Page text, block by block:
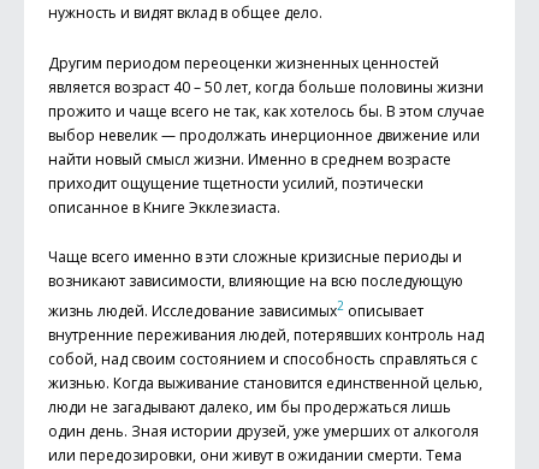
нужность и видят вклад в общее дело.
Другим периодом переоценки жизненных ценностей
является возраст 40 – 50 лет, когда больше половины жизни
прожито и чаще всего не так, как хотелось бы. В этом случае
выбор невелик — продолжать инерционное движение или
найти новый смысл жизни. Именно в среднем возрасте
приходит ощущение тщетности усилий, поэтически
описанное в Книге Экклезиаста.
Чаще всего именно в эти сложные кризисные периоды и
возникают зависимости, влияющие на всю последующую
жизнь людей. Исследование зависимых2 описывает
внутренние переживания людей, потерявших контроль над
собой, над своим состоянием и способность справляться с
жизнью. Когда выживание становится единственной целью,
люди не загадывают далеко, им бы продержаться лишь
один день. Зная истории друзей, уже умерших от алкоголя
или передозировки, они живут в ожидании смерти. Тема